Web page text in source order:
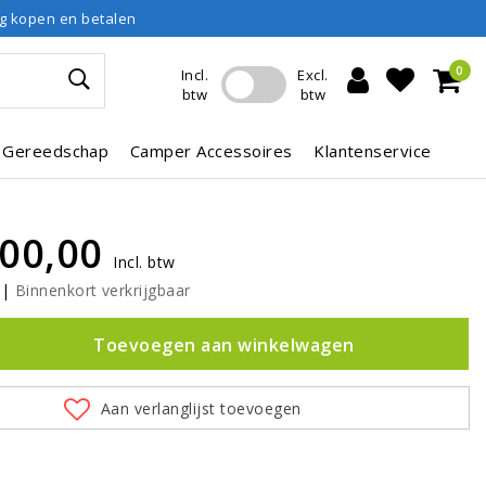
kopen en betalen
Incl.
btw
Excl.
btw
0
Gereedschap Camper Accessoires Klantenservice
Incl. btw
Binnenkort verkrijgbaar
Toevoegen aan winkelwagen
Aan verlanglijst toevoegen